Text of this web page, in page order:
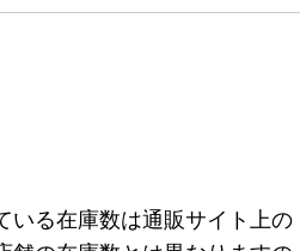
いる在庫数は通販サイト上の